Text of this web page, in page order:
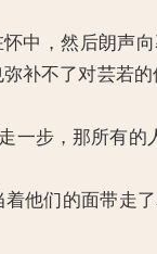
中，然后朗声向
补不了对芸若的
一步，那所有的
他们的面带走